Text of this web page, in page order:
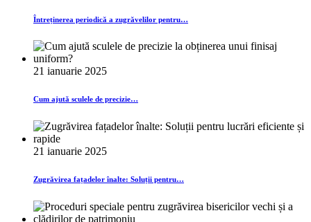
Întreținerea periodică a zugrăvelilor pentru…
21 ianuarie 2025
Cum ajută sculele de precizie…
21 ianuarie 2025
Zugrăvirea fațadelor înalte: Soluții pentru…